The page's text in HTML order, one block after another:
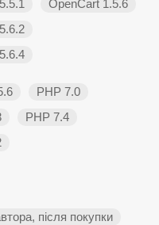
OpenCart 1.5.6
PHP 7.0
PHP 7.4
після покупки